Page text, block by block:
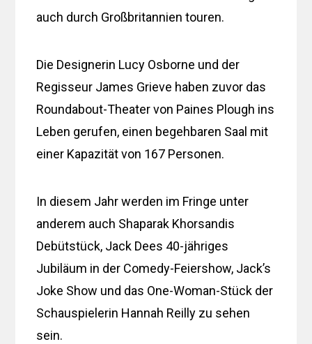
auch durch Großbritannien touren.
Die Designerin Lucy Osborne und der
Regisseur James Grieve haben zuvor das
Roundabout-Theater von Paines Plough ins
Leben gerufen, einen begehbaren Saal mit
einer Kapazität von 167 Personen.
In diesem Jahr werden im Fringe unter
anderem auch Shaparak Khorsandis
Debütstück, Jack Dees 40-jähriges
Jubiläum in der Comedy-Feiershow, Jack’s
Joke Show und das One-Woman-Stück der
Schauspielerin Hannah Reilly zu sehen
sein.